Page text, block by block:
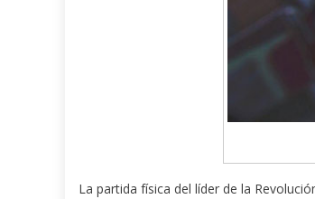
La partida física del líder de la